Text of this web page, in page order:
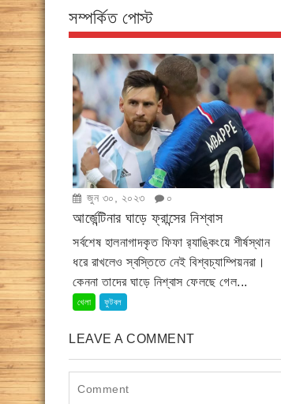
সম্পর্কিত পোস্ট
জুন ৩০, ২০২৩ ০
আর্জেন্টিনার ঘাড়ে ফ্রান্সের নিশ্বাস
সর্বশেষ হালনাগাদকৃত ফিফা র‍্যাঙ্কিংয়ে শীর্ষস্থান
ধরে রাখলেও স্বস্তিতে নেই বিশ্বচ্যাম্পিয়নরা।
কেননা তাদের ঘাড়ে নিশ্বাস ফেলছে গেল...
খেলা ফুটবল
LEAVE A COMMENT